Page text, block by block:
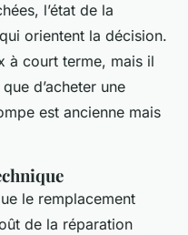
l’état de la
orientent la décision.
à court terme, mais il
d’acheter une
est ancienne mais
le remplacement
de la réparation